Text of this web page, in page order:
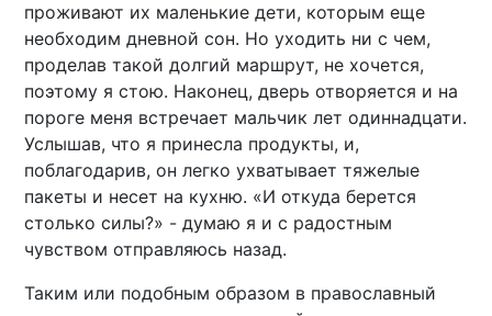
проживают их маленькие дети, которым еще
необходим дневной сон. Но уходить ни с чем,
проделав такой долгий маршрут, не хочется,
поэтому я стою. Наконец, дверь отворяется и на
пороге меня встречает мальчик лет одиннадцати.
Услышав, что я принесла продукты, и,
поблагодарив, он легко ухватывает тяжелые
пакеты и несет на кухню. «И откуда берется
столько силы?» - думаю я и с радостным
чувством отправляюсь назад.
Таким или подобным образом в православный